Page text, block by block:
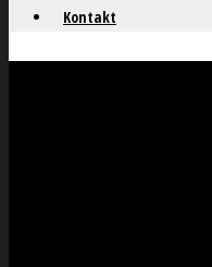
Kontakt